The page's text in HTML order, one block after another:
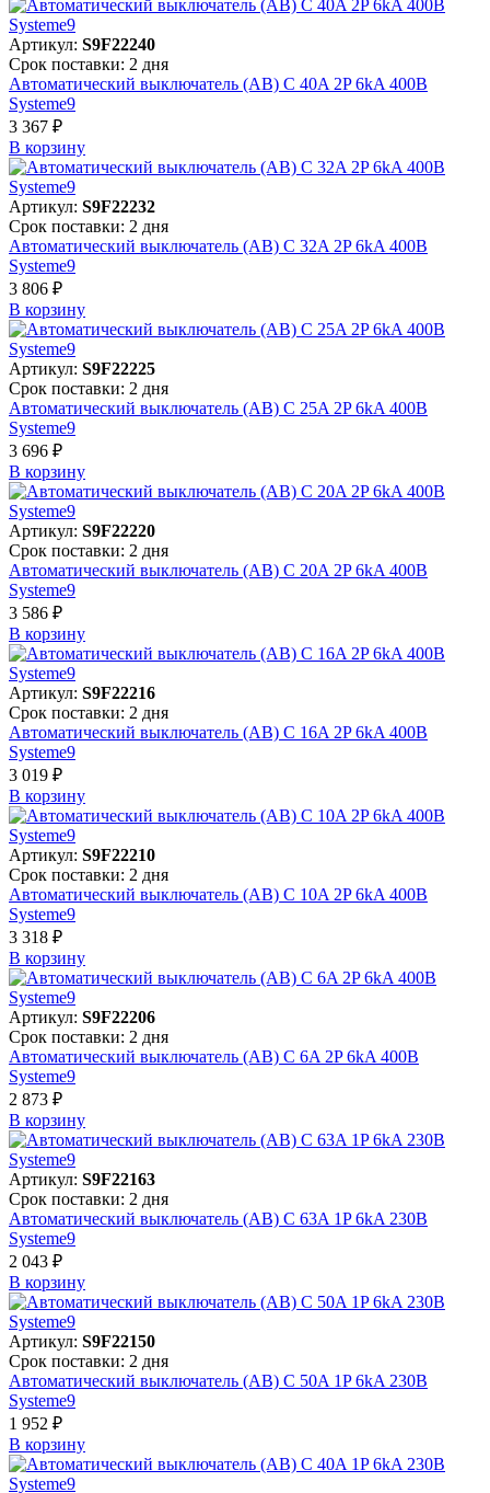
Артикул: S9F22240
Срок поставки: 2 дня
Автоматический выключатель (АВ) C 40A 2P 6kA 400В
Systeme9
3 367 ₽
В корзинy
Артикул: S9F22232
Срок поставки: 2 дня
Автоматический выключатель (АВ) C 32A 2P 6kA 400В
Systeme9
3 806 ₽
В корзинy
Артикул: S9F22225
Срок поставки: 2 дня
Автоматический выключатель (АВ) C 25A 2P 6kA 400В
Systeme9
3 696 ₽
В корзинy
Артикул: S9F22220
Срок поставки: 2 дня
Автоматический выключатель (АВ) C 20A 2P 6kA 400В
Systeme9
3 586 ₽
В корзинy
Артикул: S9F22216
Срок поставки: 2 дня
Автоматический выключатель (АВ) C 16A 2P 6kA 400В
Systeme9
3 019 ₽
В корзинy
Артикул: S9F22210
Срок поставки: 2 дня
Автоматический выключатель (АВ) C 10A 2P 6kA 400В
Systeme9
3 318 ₽
В корзинy
Артикул: S9F22206
Срок поставки: 2 дня
Автоматический выключатель (АВ) C 6A 2P 6kA 400В
Systeme9
2 873 ₽
В корзинy
Артикул: S9F22163
Срок поставки: 2 дня
Автоматический выключатель (АВ) C 63A 1P 6kA 230В
Systeme9
2 043 ₽
В корзинy
Артикул: S9F22150
Срок поставки: 2 дня
Автоматический выключатель (АВ) C 50A 1P 6kA 230В
Systeme9
1 952 ₽
В корзинy